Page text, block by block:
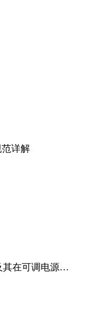
详解
其在可调电源设